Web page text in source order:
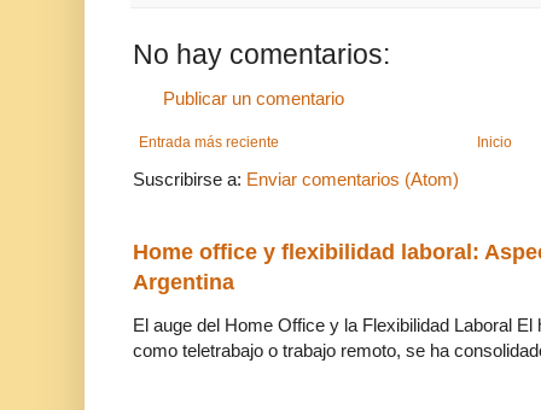
No hay comentarios:
Publicar un comentario
Entrada más reciente Inicio
Suscribirse a: Enviar comentarios (Atom)
Home office y flexibilidad laboral:
Argentina
El auge del Home Office y la Flexibilidad Laboral
como teletrabajo o trabajo remoto, se ha